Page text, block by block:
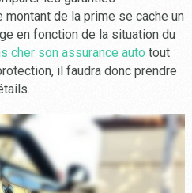
de la prime se cache un
en fonction de la situation du
cher son assurance autotout
il faudra donc prendre